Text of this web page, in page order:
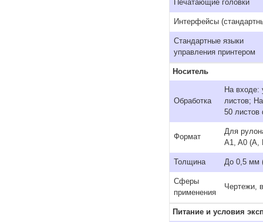
Печатающие головки
Интерфейсы
Стандартные языки
управления принтером
Носитель
Обработка
На входе:
листов;
50 листов
Формат
Для
A1, A0 (A,
Толщина До 0,5 мм
Сферы
применения
Чертежи,
Питание и условия